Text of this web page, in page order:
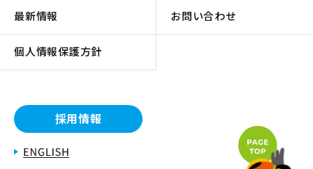
最新情報 お問い合わせ
個人情報保護方針
採用情報